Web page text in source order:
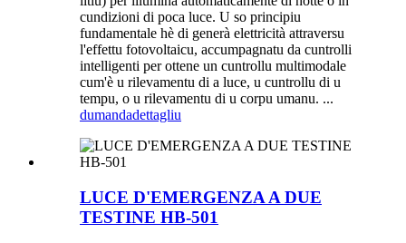
cundizioni di poca luce. U so principiu
fundamentale hè di generà elettricità attraversu
l'effettu fotovoltaicu, accumpagnatu da cuntrolli
intelligenti per ottene un cuntrollu multimodale
cum'è u rilevamentu di a luce, u cuntrollu di u
tempu, o u rilevamentu di u corpu umanu. ...
dumandadettagliu
LUCE D'EMERGENZA A DUE
TESTINE HB-501